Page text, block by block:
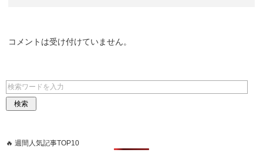
コメントは受け付けていません。
🔥 週間人気記事TOP10